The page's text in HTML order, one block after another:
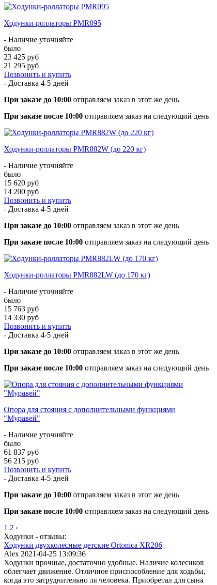
Ходунки-роллаторы PMR095
- Наличие уточняйте
было
23 425 руб
21 295 руб
Позвонить и купить
- Доставка 4-5 дней
При заказе до 10:00 отправляем заказ в этот же день
При заказе после 10:00 отправляем заказ на следующий день
Ходунки-роллаторы PMR882W (до 220 кг)
- Наличие уточняйте
было
15 620 руб
14 200 руб
Позвонить и купить
- Доставка 4-5 дней
При заказе до 10:00 отправляем заказ в этот же день
При заказе после 10:00 отправляем заказ на следующий день
Ходунки-роллаторы PMR882LW (до 170 кг)
- Наличие уточняйте
было
15 763 руб
14 330 руб
Позвонить и купить
- Доставка 4-5 дней
При заказе до 10:00 отправляем заказ в этот же день
При заказе после 10:00 отправляем заказ на следующий день
Опора для стояния с дополнительными функциями
"Муравей"
- Наличие уточняйте
было
61 837 руб
56 215 руб
Позвонить и купить
- Доставка 4-5 дней
При заказе до 10:00 отправляем заказ в этот же день
При заказе после 10:00 отправляем заказ на следующий день
1 2 ›
Ходунки - отзывы:
Ходунки двухколесные детские Ortonica XR206
Alex 2021-04-25 13:09:36
Ходунки прочные, достаточно удобные. Наличие колесиков
облегчает движение. Отличное приспособление для ходьбы,
когда это затруднительно ля человека. Приобретал для сына